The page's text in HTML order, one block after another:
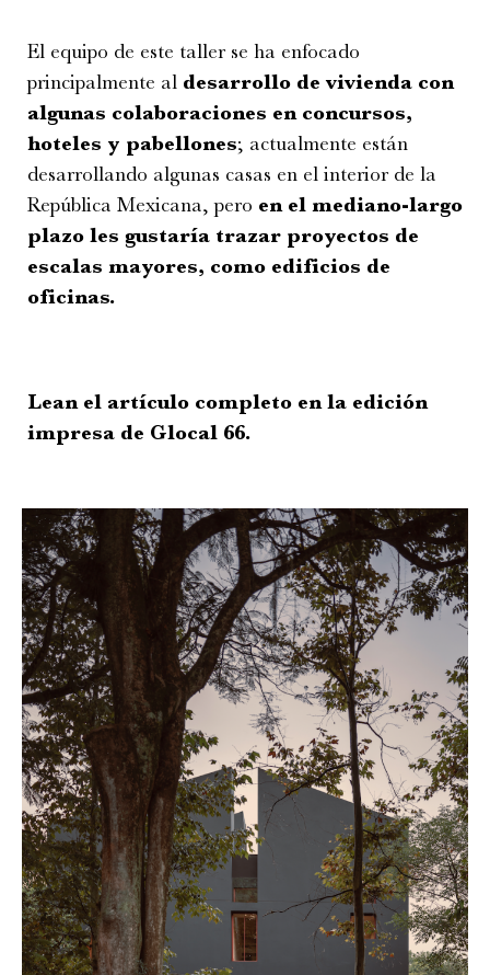
El equipo de este taller se ha enfocado
principalmente al desarrollo de vivienda con
algunas colaboraciones en concursos,
hoteles y pabellones; actualmente están
desarrollando algunas casas en el interior de la
República Mexicana, pero en el mediano-largo
plazo les gustaría trazar proyectos de
escalas mayores, como edificios de
oficinas.
Lean el artículo completo en la edición
impresa de Glocal 66.